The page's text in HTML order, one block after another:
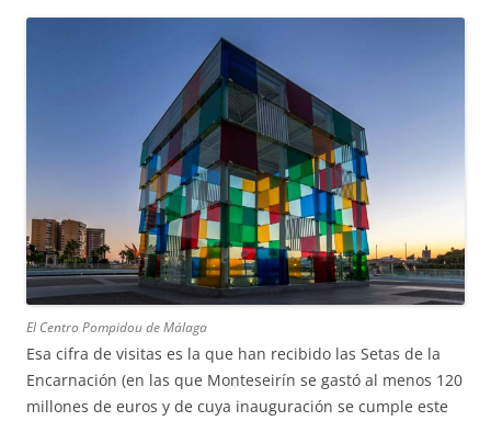
El Centro Pompidou de Málaga
Esa cifra de visitas es la que han recibido las Setas de la
Encarnación (en las que Monteseirín se gastó al menos 120
millones de euros y de cuya inauguración se cumple este